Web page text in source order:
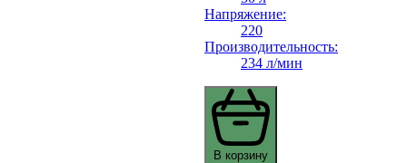
Напряжение:
220
Производительность:
234 л/мин
В корзину